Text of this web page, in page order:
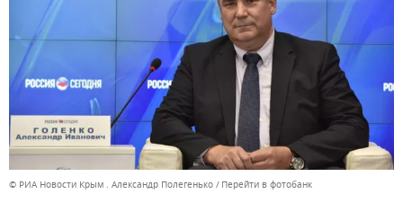
© РИА Новости Крым . Александр Полегенько Перейти в фотобанк